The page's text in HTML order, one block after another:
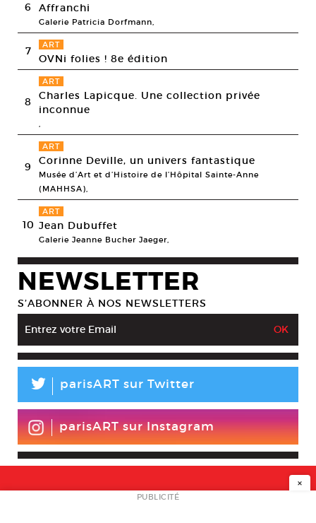
6 Affranchi
Galerie Patricia Dorfmann,
7 ART
OVNi folies ! 8e édition
8
ART
Charles Lapicque. Une collection privée
inconnue
,
9
ART
Corinne Deville, un univers fantastique
Musée d’Art et d’Histoire de l’Hôpital Sainte-Anne
(MAHHSA),
10
ART
Jean Dubuffet
Galerie Jeanne Bucher Jaeger,
NEWSLETTER
S’ABONNER À NOS NEWSLETTERS
L parisART sur Twitter
parisART sur Instagram
NEWSLETTER
×
PUBLICITÉ